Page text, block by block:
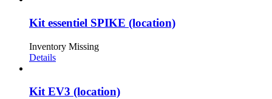
Kit essentiel SPIKE (location)
Inventory Missing
Details
Kit EV3 (location)